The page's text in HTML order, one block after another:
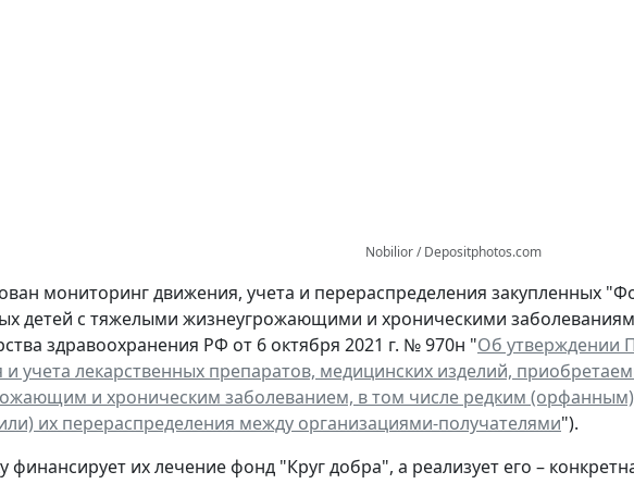
Nobilior / Depositphotos.com
мониторинг движения, учета и перераспределения закупленных
детей с тяжелыми жизнеугрожающими и хроническими
здравоохранения РФ от 6 октября 2021 г. № 970н "Об утверждении
учета лекарственных препаратов, медицинских изделий,
и хроническим заболеванием, в том числе редким (орфанным)
их перераспределения между организациями-получателями").
финансирует их лечение фонд "Круг добра", а реализует его –